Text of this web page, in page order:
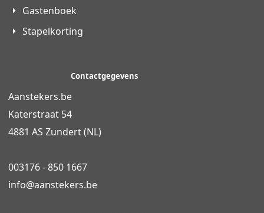
Gastenboek
Stapelkorting
Contactgegevens
Aanstekers.be
Katerstraat 54
4881 AS Zundert (NL)
003176 - 850 1667
info@aanstekers.be